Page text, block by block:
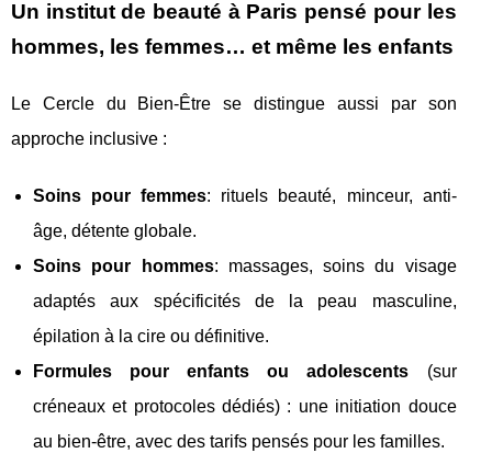
Un institut de beauté à Paris pensé pour les
hommes, les femmes… et même les enfants
Le Cercle du Bien-Être se distingue aussi par son
approche inclusive :
Soins pour femmes: rituels beauté, minceur, anti-
âge, détente globale.
Soins pour hommes: massages, soins du visage
adaptés aux spécificités de la peau masculine,
épilation à la cire ou définitive.
Formules pour enfants ou adolescents (sur
créneaux et protocoles dédiés) : une initiation douce
au bien-être, avec des tarifs pensés pour les familles.